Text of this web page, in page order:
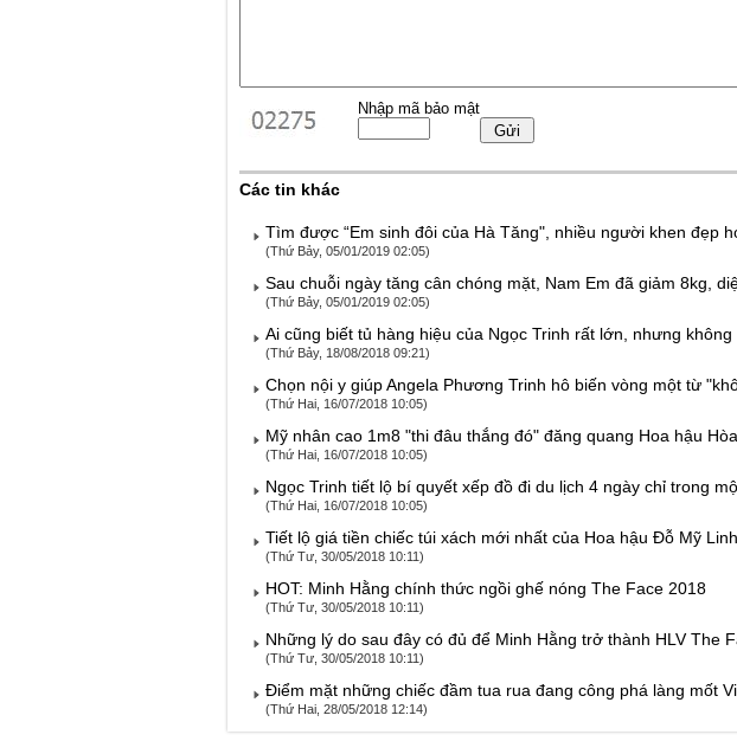
Nhập mã bảo mật
Các tin khác
Tìm được “Em sinh đôi của Hà Tăng", nhiều người khen đẹp
(Thứ Bảy, 05/01/2019 02:05)
Sau chuỗi ngày tăng cân chóng mặt, Nam Em đã giảm 8kg,
(Thứ Bảy, 05/01/2019 02:05)
Ai cũng biết tủ hàng hiệu của Ngọc Trinh rất lớn, nhưng
(Thứ Bảy, 18/08/2018 09:21)
Chọn nội y giúp Angela Phương Trinh hô biến vòng một từ
(Thứ Hai, 16/07/2018 10:05)
Mỹ nhân cao 1m8 "thi đâu thắng đó" đăng quang Hoa hậu
(Thứ Hai, 16/07/2018 10:05)
Ngọc Trinh tiết lộ bí quyết xếp đồ đi du lịch 4 ngày chỉ trong
(Thứ Hai, 16/07/2018 10:05)
Tiết lộ giá tiền chiếc túi xách mới nhất của Hoa hậu Đỗ Mỹ Linh
(Thứ Tư, 30/05/2018 10:11)
HOT: Minh Hằng chính thức ngồi ghế nóng The Face 2018
(Thứ Tư, 30/05/2018 10:11)
Những lý do sau đây có đủ để Minh Hằng trở thành HLV The
(Thứ Tư, 30/05/2018 10:11)
Điểm mặt những chiếc đầm tua rua đang công phá làng mốt
(Thứ Hai, 28/05/2018 12:14)